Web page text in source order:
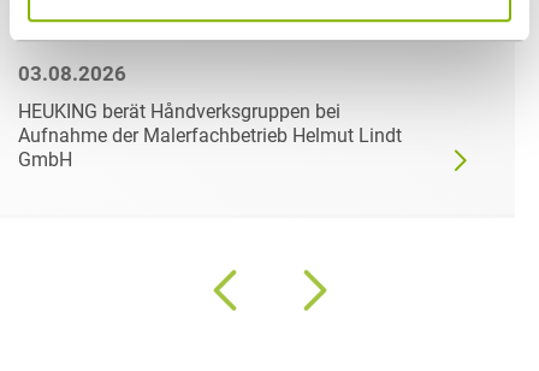
03.08.2026
HEUKING berät Håndverksgruppen bei
Aufnahme der Malerfachbetrieb Helmut Lindt
GmbH